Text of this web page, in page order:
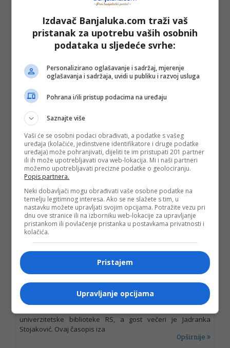
Idis Turato: Arhitektura grada –
arhitektura zajedništva
U Kulturnom centru Banski dvor, 24. 11. sa početkom u 19
časova, imaćete priliku da slušate predavanje poznatog
hrvatskog arhitekte Idisa Turata. Predavanje se održava u
okviru manifestacije “dAni”,a povodom
Dukafest 2011 – festival studentskog
filma
21. 11. 2011 u 17:37h
Ovogodišnji “Dukafest” će se održati od 24. do 27. 11. u Domu
omladine. Prvi Dukafest je organizovan u spomen Dušku
Dukiću “Duki”, preminulom studentu filmske i televizijske
režije na Akademiji
Opširnije
Promocija časopisa “Putevi”
19. 11. 2011 u 19:35h
Promocija časopisa za književnost, kulturu i umjetnost,
univerzitetske biblioteke RS, a gost večeri je Jadranka
Stojaković. Ovaj časopis iza
Opširnije
Izdavač Banjaluka.com traži vaš
pristanak za upotrebu vaših osobnih
podataka u sljedeće svrhe:
Personalizirano oglašavanje i sadržaj, mjerenje
oglašavanja i sadržaja, uvidi u publiku i razvoj usluga
Pohrana i/ili pristup podacima na uređaju
Saznajte više
Vaši će se osobni podaci obrađivati, a podatke s vašeg
uređaja (kolačiće, jedinstvene identifikatore i druge podatke
uređaja) može pohranjivati, dijeliti te im pristupati 201 partner
ili ih može upotrebljavati ova web-lokacija. Mi i naši partneri
možemo upotrebljavati precizne podatke o geolociranju.
Popis partnera.
Neki dobavljači mogu obrađivati vaše osobne podatke na
temelju legitimnog interesa. Ako se ne slažete s tim, u
nastavku možete upravljati svojim opcijama. Potražite vezu pri
dnu ove stranice ili na izborniku web-lokacije za upravljanje
pristankom ili povlačenje pristanka u postavkama privatnosti i
kolačića.
Pristajem
Upravljanje opcijama